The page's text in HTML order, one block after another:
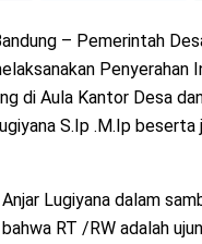
– Pemerintah
Penyerahan
di Aula Kantor Desa
S.Ip .M.Ip beserta
Lugiyana dalam
RT /RW adalah